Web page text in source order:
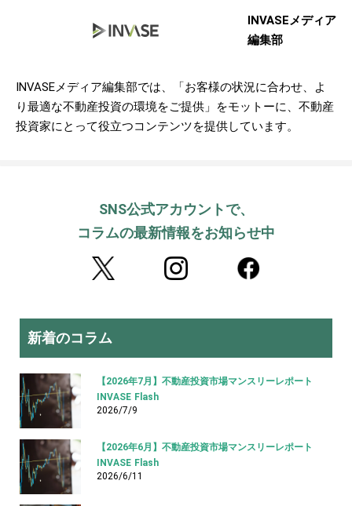
INVASEメディア
編集部
INVASEメディア編集部では、「お客様の状況に合わせ、よ
り最適な不動産投資の環境をご提供」をモットーに、不動産
投資家にとって役立つコンテンツを提供しています。
SNS公式アカウントで、
コラムの最新情報をお知らせ中
新着のコラム
【2026年7月】不動産投資市場マンスリーレポート
INVASE Flash
2026/7/9
【2026年6月】不動産投資市場マンスリーレポート
INVASE Flash
2026/6/11